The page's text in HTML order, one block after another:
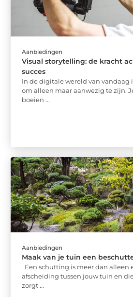
Aanbiedingen
Visual storytelling: de kracht
succes
In de digitale wereld van vandaag
om alleen maar aanwezig te zijn.
boeien ...
Aanbiedingen
Maak van je tuin een
Een schutting is meer dan alleen
afscheiding tussen jouw tuin en
zorgt ...